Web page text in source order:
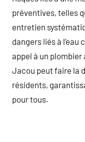
préventives, telles
entretien
dangers liés à
appel à un plombier
Jacou peut faire la
résidents,
pour tous.